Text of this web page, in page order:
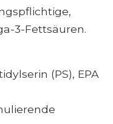
3-Fettsäuren.
(PS), EPA